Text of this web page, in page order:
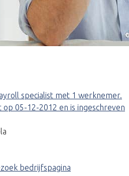
specialist met 1 werknemer.
op 05-12-2012 en is ingeschreven
bedrijfspagina